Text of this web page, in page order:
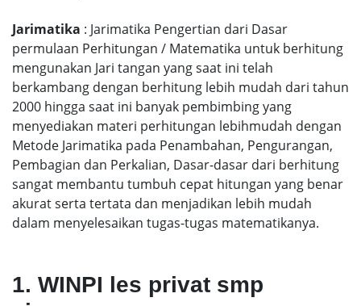
Jarimatika : Jarimatika Pengertian dari Dasar
permulaan Perhitungan / Matematika untuk berhitung
mengunakan Jari tangan yang saat ini telah
berkambang dengan berhitung lebih mudah dari tahun
2000 hingga saat ini banyak pembimbing yang
menyediakan materi perhitungan lebihmudah dengan
Metode Jarimatika pada Penambahan, Pengurangan,
Pembagian dan Perkalian, Dasar-dasar dari berhitung
sangat membantu tumbuh cepat hitungan yang benar
akurat serta tertata dan menjadikan lebih mudah
dalam menyelesaikan tugas-tugas matematikanya.
1. WINPI les privat smp